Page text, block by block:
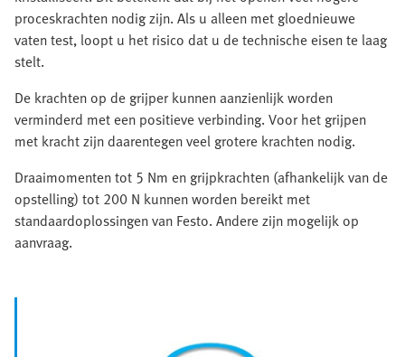
proceskrachten nodig zijn. Als u alleen met gloednieuwe
vaten test, loopt u het risico dat u de technische eisen te laag
stelt.
De krachten op de grijper kunnen aanzienlijk worden
verminderd met een positieve verbinding. Voor het grijpen
met kracht zijn daarentegen veel grotere krachten nodig.
Draaimomenten tot 5 Nm en grijpkrachten (afhankelijk van de
opstelling) tot 200 N kunnen worden bereikt met
standaardoplossingen van Festo. Andere zijn mogelijk op
aanvraag.